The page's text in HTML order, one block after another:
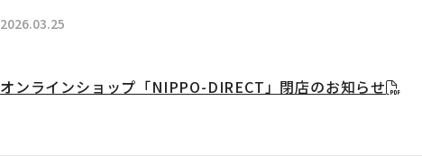
2026.03.25
オンラインショップ「NIPPO-DIRECT」閉店のお知らせ